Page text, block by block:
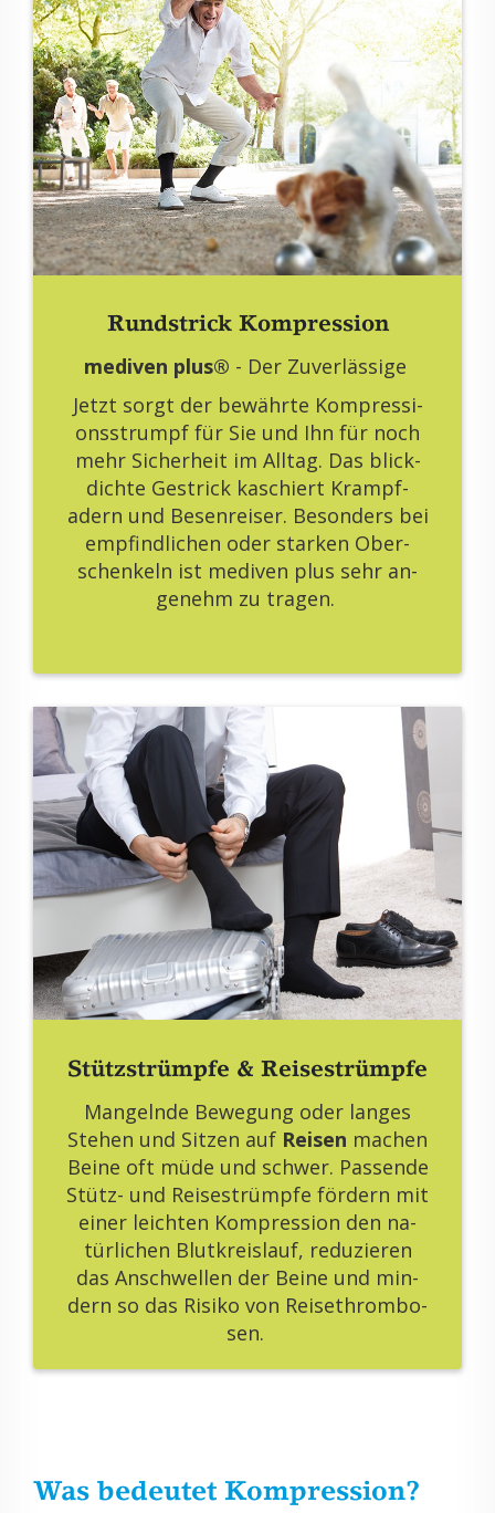
Rund­strick Kom­pres­si­on
me­di­ven plus® - Der Zu­ver­läs­si­ge
Jetzt sorgt der be­währ­te Kom­pres­si­
ons­strumpf für Sie und Ihn für noch
mehr Si­cher­heit im All­tag. Das blick­
dich­te Ge­strick ka­schiert Krampf­
adern und Be­sen­rei­ser. Be­son­ders bei
emp­find­li­chen oder star­ken Ober­
schen­keln ist me­di­ven plus sehr an­
ge­nehm zu tra­gen.
Stütz­strümp­fe & Rei­se­strümp­fe
Man­geln­de Be­we­gung oder lan­ges
Ste­hen und Sit­zen auf Rei­sen ma­chen
Beine oft müde und schwer. Pas­sen­de
Stütz- und Rei­se­strümp­fe för­dern mit
einer leich­ten Kom­pres­si­on den na­
tür­li­chen Blut­kreis­lauf, re­du­zie­ren
das An­schwel­len der Beine und min­
dern so das Ri­si­ko von Rei­se­throm­bo­
sen.
Was be­deu­tet Kom­pres­si­on?